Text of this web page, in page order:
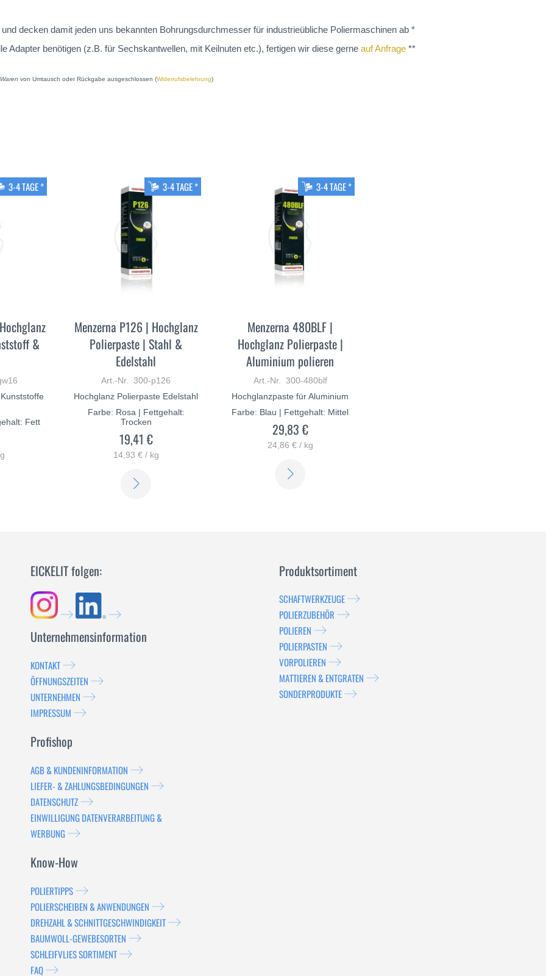
decken damit jeden uns bekannten Bohrungsdurchmesser für industrieübliche Poliermaschinen ab *
Adapter benötigen (z.B. für Sechskantwellen, mit Keilnuten etc.), fertigen wir diese gerne auf Anfrage **
von Umtausch oder Rückgabe ausgeschlossen (Widerrufsbelehrung)
3-4 TAGE *
&
Fett
3-4 TAGE *
Menzerna P126 | Hochglanz
Polierpaste | Stahl &
Edelstahl
Art.-Nr. 300-p126
Hochglanz Polierpaste Edelstahl
Farbe: Rosa | Fettgehalt:
Trocken
19,41 €
14,93 € / kg
3-4 TAGE *
Menzerna 480BLF |
Hochglanz Polierpaste |
Aluminium polieren
Art.-Nr. 300-480blf
Hochglanzpaste für Aluminium
Farbe: Blau | Fettgehalt: Mittel
29,83 €
24,86 € / kg
EICKELIT folgen:
Unternehmensinformation
KONTAKT
ÖFFNUNGSZEITEN
UNTERNEHMEN
IMPRESSUM
Profishop
AGB & KUNDENINFORMATION
LIEFER- & ZAHLUNGSBEDINGUNGEN
DATENSCHUTZ
EINWILLIGUNG DATENVERARBEITUNG &
WERBUNG
Know-How
POLIERTIPPS
POLIERSCHEIBEN & ANWENDUNGEN
DREHZAHL & SCHNITTGESCHWINDIGKEIT
BAUMWOLL-GEWEBESORTEN
SCHLEIFVLIES SORTIMENT
FAQ
Produktsortiment
SCHAFTWERKZEUGE
POLIERZUBEHÖR
POLIEREN
POLIERPASTEN
VORPOLIEREN
MATTIEREN & ENTGRATEN
SONDERPRODUKTE